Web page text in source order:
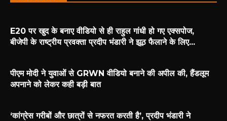
E20 पर खुद के बनाए वीडियो से ही राहुल गांधी हो गए एक्सपोज,
बीजेपी के राष्ट्रीय प्रवक्ता प्रदीप भंडारी ने झूठ फैलाने के लिए...
पीएम मोदी ने युवाओं से GRWN वीडियो बनाने की अपील की, हैंडलूम
अपनाने को लेकर कही बड़ी बात
‘कांग्रेस गरीबों और छात्रों से नफरत करती है’, प्रदीप भंडारी ने